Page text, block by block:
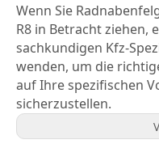
Wenn Sie
R8 in Betracht ziehen,
sachkundigen Kfz-
wenden, um die
auf Ihre spezifischen
sicherzustellen.